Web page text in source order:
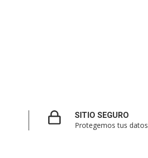
SITIO SEGURO
Protegemos tus datos